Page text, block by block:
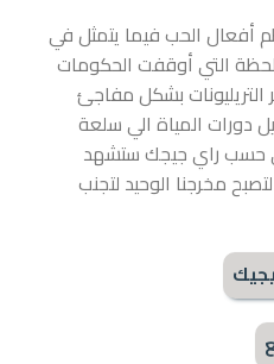
أفعال الحب فيما يتمثل في
التي أوقفت الحكومات
التريليونات بشكل مفاجئ
دورات المياة الي سلعة
حسب راي جيجك ستشهد
مخرجنا الوحيد لتجنب